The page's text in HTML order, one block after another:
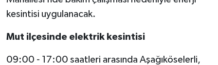
kesintisi uygulanacak.
Mut ilçesinde elektrik kesintisi
09:00 - 17:00 saatleri arasında Aşağıköselerli,